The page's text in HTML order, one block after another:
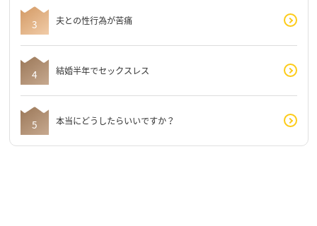
夫との性行為が苦痛
結婚半年でセックスレス
本当にどうしたらいいですか？